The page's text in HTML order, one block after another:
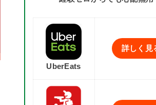
UberEats
詳しく見